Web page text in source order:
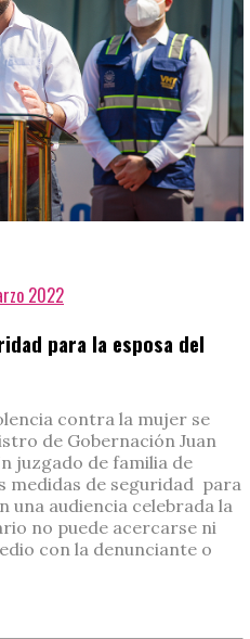
2022
para la esposa del
contra la mujer se
de Gobernación Juan
juzgado de familia de
medidas de seguridad para
una audiencia celebrada la
no puede acercarse ni
con la denunciante o